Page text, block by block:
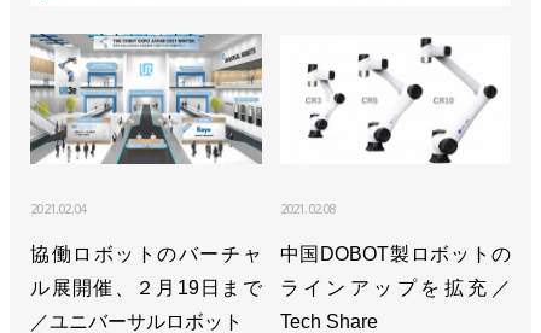
2021.02.04
協働ロボットのバーチャ
ル展開催、２月19日まで
／ユニバーサルロボット
2021.02.08
中国DOBOT製ロボットの
ラインアップを拡充／
Tech Share